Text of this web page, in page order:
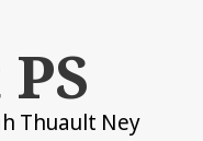
Thuault Ney